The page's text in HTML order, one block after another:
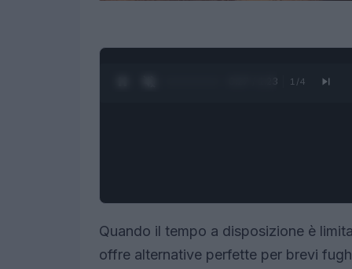
0:28 / 1:23 1 /4
Quando il tempo a disposizione è
offre alternative perfette per brevi